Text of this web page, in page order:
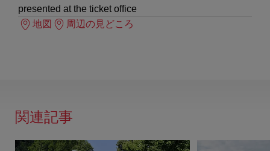
presented at the ticket office
地図
周辺の見どころ
関連記事